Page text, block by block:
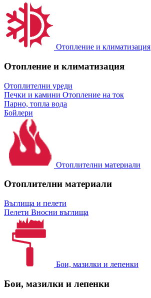
Отопление и климатизация
Отопление и климатизация
Отоплителни уреди
Печки и камини Отопление на ток
Парно, топла вода
Бойлери
Отоплителни материали
Отоплителни материали
Въглища и пелети
Пелети Вносни въглища
Бои, мазилки и лепенки
Бои, мазилки и лепенки